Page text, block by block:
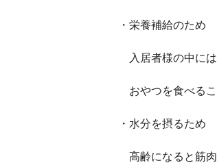
・栄養補給のため
入居者様の中には
おやつを食べるこ
・水分を摂るため
高齢になると筋肉